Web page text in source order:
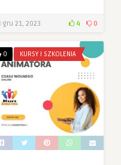
gru 21, 2023 4 0
0 KURSY I SZKOLENIA